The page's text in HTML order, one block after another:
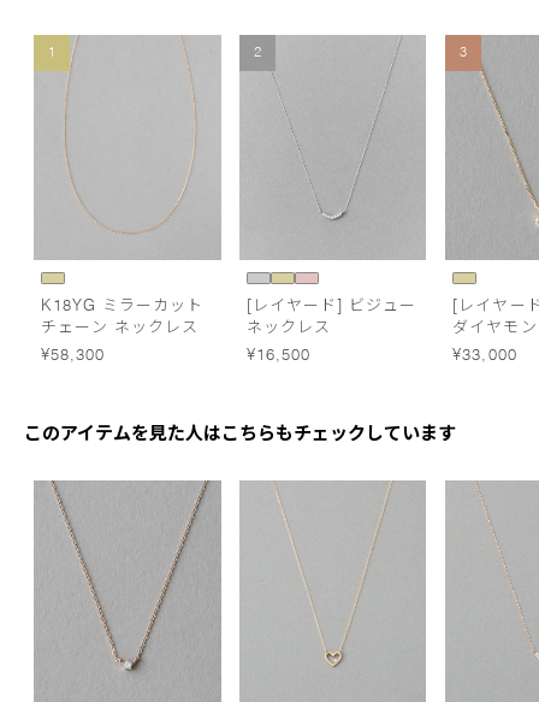
1
K18YG ミラーカット
チェーン ネックレス
¥58,300
2
[レイヤード] ビジュー
ネックレス
¥16,500
3
[レイヤー
ダイヤモ
レス
¥33,000
このアイテムを見た人はこちらもチェックしています